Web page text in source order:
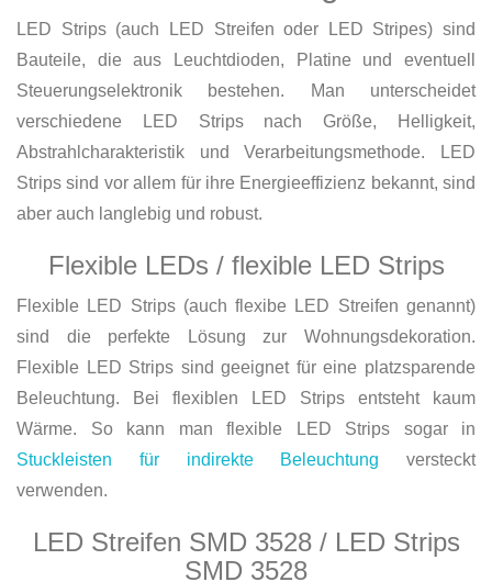
LED Strips (auch LED Streifen oder LED Stripes) sind
Bauteile, die aus Leuchtdioden, Platine und eventuell
Steuerungselektronik bestehen. Man unterscheidet
verschiedene LED Strips nach Größe, Helligkeit,
Abstrahlcharakteristik und Verarbeitungsmethode. LED
Strips sind vor allem für ihre Energieeffizienz bekannt, sind
aber auch langlebig und robust.
Flexible LEDs / flexible LED Strips
Flexible LED Strips (auch flexibe LED Streifen genannt)
sind die perfekte Lösung zur Wohnungsdekoration.
Flexible LED Strips sind geeignet für eine platzsparende
Beleuchtung. Bei flexiblen LED Strips entsteht kaum
Wärme. So kann man flexible LED Strips sogar in
Stuckleisten für indirekte Beleuchtung versteckt
verwenden.
LED Streifen SMD 3528 / LED Strips
SMD 3528